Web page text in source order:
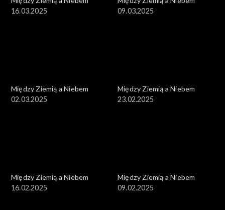
16.03.2025
09.03.2025
Między Ziemią a Niebem
02.03.2025
Między Ziemią a Niebem
23.02.2025
Między Ziemią a Niebem
16.02.2025
Między Ziemią a Niebem
09.02.2025